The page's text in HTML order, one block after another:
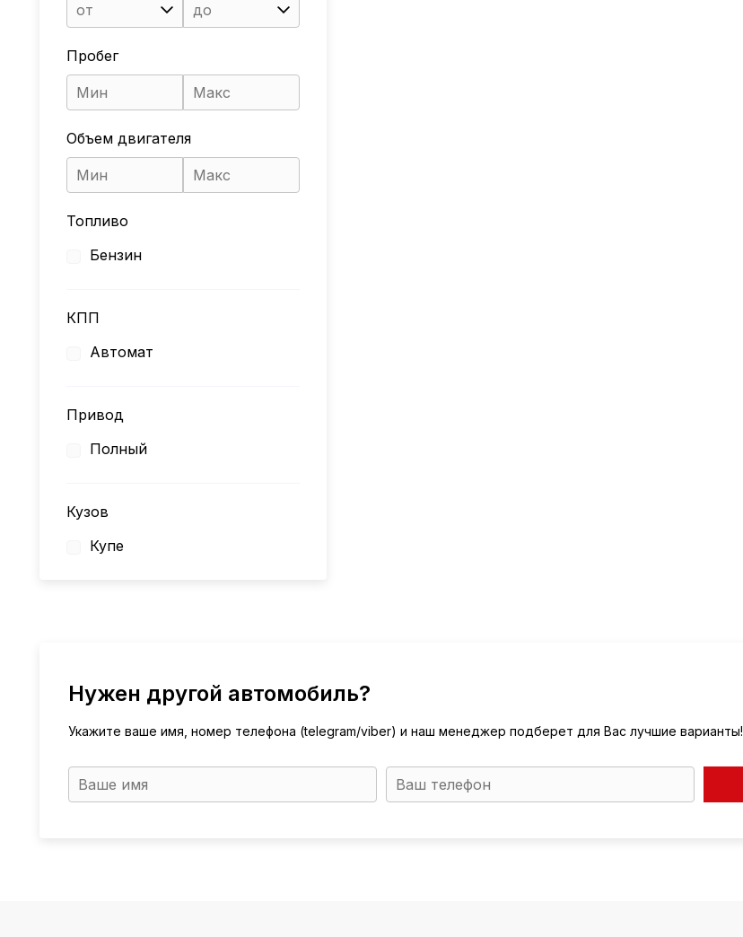
от до
Пробег
Объем двигателя
Топливо
Бензин
КПП
Автомат
Привод
Полный
Кузов
Купе
Нужен другой автомобиль?
Укажите ваше имя, номер телефона (telegram/viber) и наш менеджер подберет для Вас лучшие варианты!